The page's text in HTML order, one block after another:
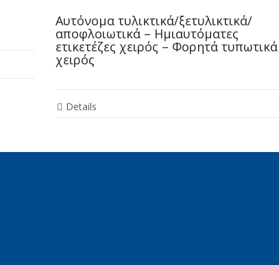
Αυτόνομα τυλικτικά/ξετυλικτικά/
αποφλοιωτικά – Ημιαυτόματες
ετικετέζες χειρός – Φορητά τυπωτικά
χειρός
Details